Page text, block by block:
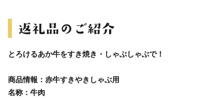
とろけるあか牛をすき焼き・しゃぶしゃぶで！
商品情報：赤牛すきやきしゃぶ用
名称：牛肉